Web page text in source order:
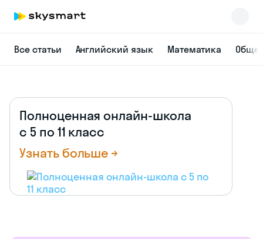
Все статьи Английский язык Математика
Полноценная онлайн-школа
с 5 по 11 класс
Узнать больше →
Skysmart Chat